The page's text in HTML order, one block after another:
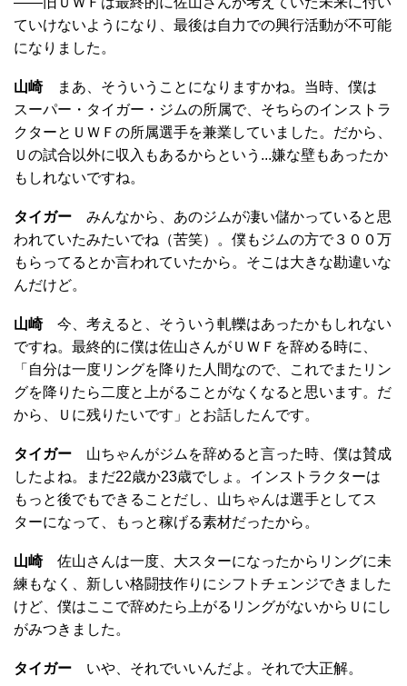
ていけないようになり、最後は自力での興行活動が不可能
になりました。
山崎まあ、そういうことになりますかね。当時、僕は
スーパー・タイガー・ジムの所属で、そちらのインストラ
クターとＵＷＦの所属選手を兼業していました。だから、
Ｕの試合以外に収入もあるからという...嫌な壁もあったか
もしれないですね。
タイガー みんなから、あのジムが凄い儲かっていると思
われていたみたいでね（苦笑）。僕もジムの方で３００万
もらってるとか言われていたから。そこは大きな勘違いな
んだけど。
山崎今、考えると、そういう軋轢はあったかもしれない
ですね。最終的に僕は佐山さんがＵＷＦを辞める時に、
「自分は一度リングを降りた人間なので、これでまたリン
グを降りたら二度と上がることがなくなると思います。だ
から、Ｕに残りたいです」とお話したんです。
タイガー 山ちゃんがジムを辞めると言った時、僕は賛成
したよね。まだ22歳か23歳でしょ。インストラクターは
もっと後でもできることだし、山ちゃんは選手としてス
ターになって、もっと稼げる素材だったから。
山崎佐山さんは一度、大スターになったからリングに未
練もなく、新しい格闘技作りにシフトチェンジできました
けど、僕はここで辞めたら上がるリングがないからＵにし
がみつきました。
タイガー いや、それでいいんだよ。それで大正解。